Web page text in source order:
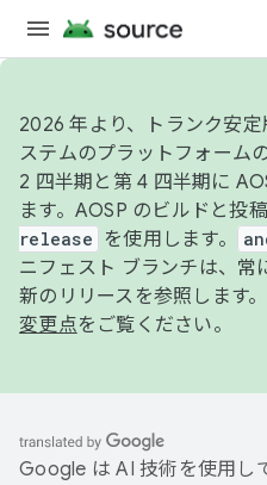
2026 年より、トランク安
ステムのプラットフォーム
2 四半期と第 4 四半期に
ます。AOSP のビルドと投稿
release
を使用します。
ニフェスト ブランチは、常
新のリリースを参照します
変更点をご覧ください。
Google は AI 技術を使用し